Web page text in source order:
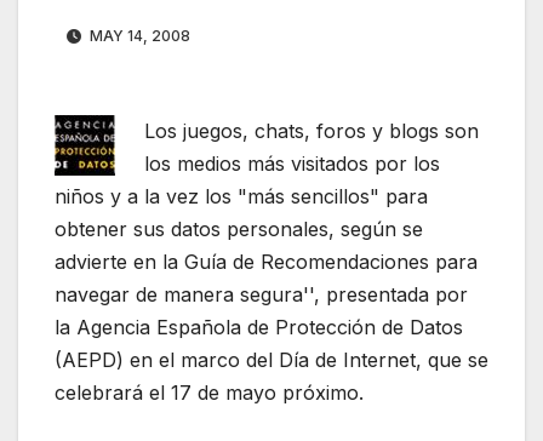
MAY 14, 2008
Los juegos, chats, foros y blogs son
los medios más visitados por los
niños y a la vez los "más sencillos" para
obtener sus datos personales, según se
advierte en la Guía de Recomendaciones para
navegar de manera segura'', presentada por
la Agencia Española de Protección de Datos
(AEPD) en el marco del Día de Internet, que se
celebrará el 17 de mayo próximo.